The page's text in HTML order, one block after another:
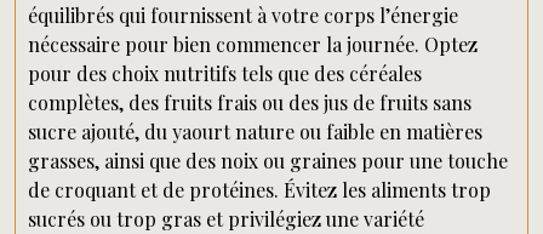
équilibrés qui fournissent à votre corps l’énergie
nécessaire pour bien commencer la journée. Optez
pour des choix nutritifs tels que des céréales
complètes, des fruits frais ou des jus de fruits sans
sucre ajouté, du yaourt nature ou faible en matières
grasses, ainsi que des noix ou graines pour une touche
de croquant et de protéines. Évitez les aliments trop
sucrés ou trop gras et privilégiez une variété